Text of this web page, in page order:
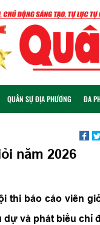
QUÂN SỰ ĐỊA PHƯƠNG ĐA
năm 2026
thi báo cáo viên
và phát biểu chỉ